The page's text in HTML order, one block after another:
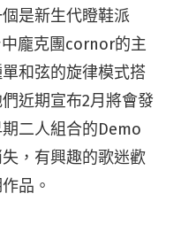
是新生代瞪鞋派
龐克團cornor的主
和弦的旋律模式搭
近期宣布2月將會發
二人組合的Demo
，有興趣的歌迷歡
品。